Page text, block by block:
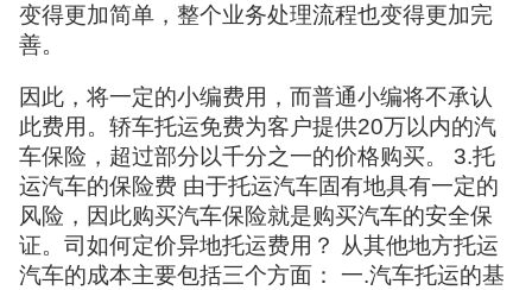
变得更加简单，整个业务处理流程也变得更加完
善。
因此，将一定的小编费用，而普通小编将不承认
此费用。轿车托运免费为客户提供20万以内的汽
车保险，超过部分以千分之一的价格购买。 3.托
运汽车的保险费 由于托运汽车固有地具有一定的
风险，因此购买汽车保险就是购买汽车的安全保
证。司如何定价异地托运费用？ 从其他地方托运
汽车的成本主要包括三个方面： 一.汽车托运的基